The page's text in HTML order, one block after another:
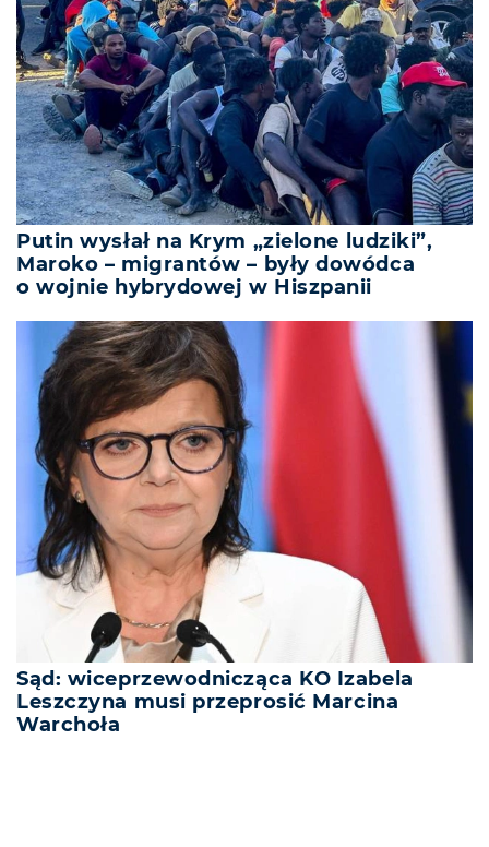
Putin wysłał na Krym „zielone ludziki”,
Maroko – migrantów – były dowódca
o wojnie hybrydowej w Hiszpanii
Sąd: wiceprzewodnicząca KO Izabela
Leszczyna musi przeprosić Marcina
Warchoła